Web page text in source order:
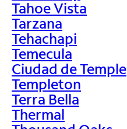
Tahoe Vista
Tarzana
Tehachapi
Temecula
Ciudad de Temple
Templeton
Terra Bella
Thermal